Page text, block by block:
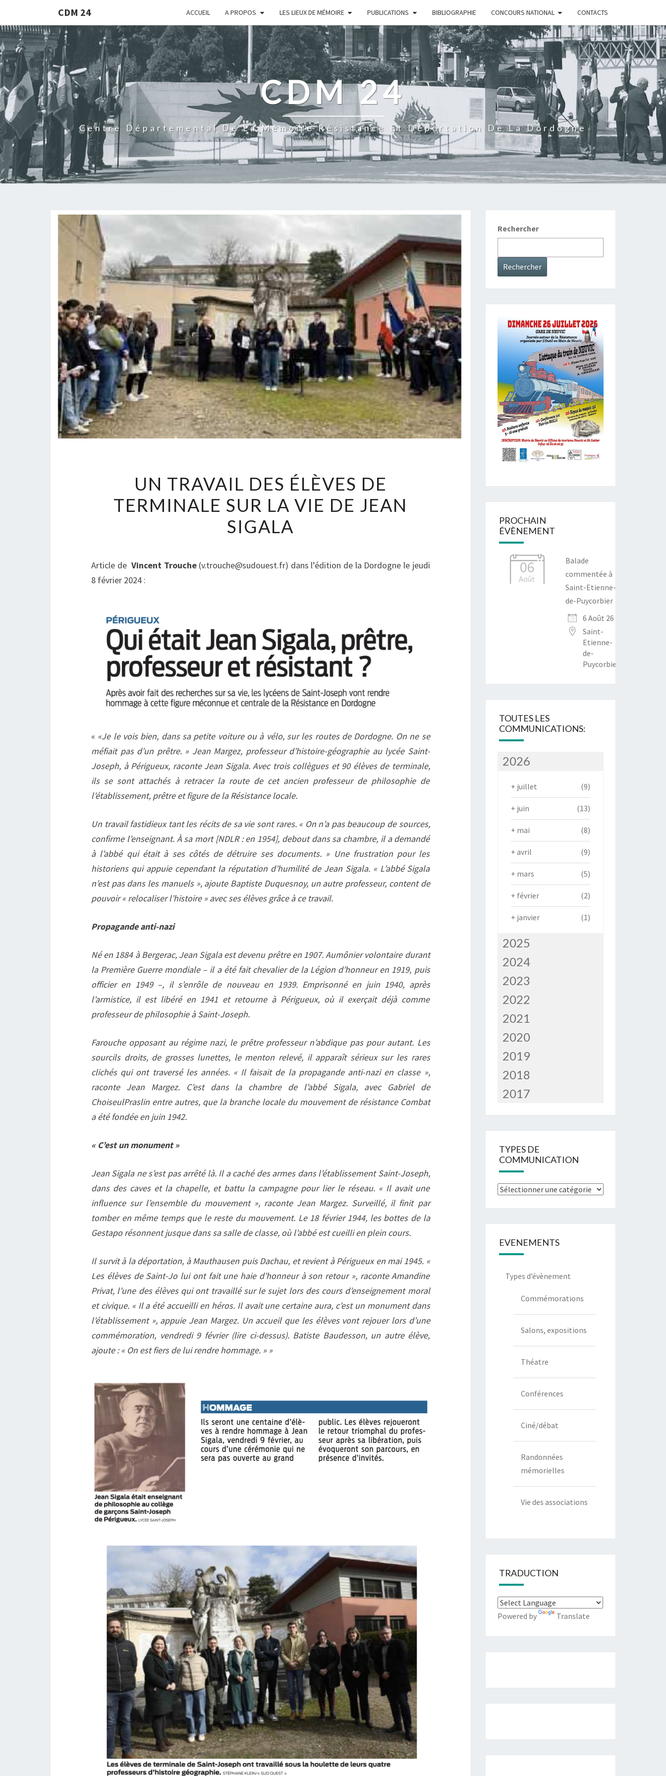
CDM 24 ACCUEIL A PROPOS LES LIEUX DE MÉMOIRE PUBLICATIONS BIBLIOGRAPHIE CONCOURS NATIONAL CONTACTS
CDM 24
Centre Départemental De La Mémoire Résistance Et Déportation De La Dordogne
UN TRAVAIL DES ÉLÈVES DE
TERMINALE SUR LA VIE DE JEAN
SIGALA
Article de Vincent Trouche (v.trouche@sudouest.fr) dans l’édition de la Dordogne le jeudi
8 février 2024 :
« «Je le vois bien, dans sa petite voiture ou à vélo, sur les routes de Dordogne. On ne se
méfiait pas d’un prêtre. » Jean Margez, professeur d’histoire-géographie au lycée Saint-
Joseph, à Périgueux, raconte Jean Sigala. Avec trois collègues et 90 élèves de terminale,
ils se sont attachés à retracer la route de cet ancien professeur de philosophie de
l’établissement, prêtre et figure de la Résistance locale.
Un travail fastidieux tant les récits de sa vie sont rares. « On n’a pas beaucoup de sources,
confirme l’enseignant. À sa mort [NDLR : en 1954], debout dans sa chambre, il a demandé
à l’abbé qui était à ses côtés de détruire ses documents. » Une frustration pour les
historiens qui appuie cependant la réputation d’humilité de Jean Sigala. « L’abbé Sigala
n’est pas dans les manuels », ajoute Baptiste Duquesnoy, un autre professeur, content de
pouvoir « relocaliser l’histoire » avec ses élèves grâce à ce travail.
Propagande anti-nazi
Né en 1884 à Bergerac, Jean Sigala est devenu prêtre en 1907. Aumônier volontaire durant
la Première Guerre mondiale – il a été fait chevalier de la Légion d’honneur en 1919, puis
officier en 1949 –, il s’enrôle de nouveau en 1939. Emprisonné en juin 1940, après
l’armistice, il est libéré en 1941 et retourne à Périgueux, où il exerçait déjà comme
professeur de philosophie à Saint-Joseph.
Farouche opposant au régime nazi, le prêtre professeur n’abdique pas pour autant. Les
sourcils droits, de grosses lunettes, le menton relevé, il apparaît sérieux sur les rares
clichés qui ont traversé les années. « Il faisait de la propagande anti-nazi en classe »,
raconte Jean Margez. C’est dans la chambre de l’abbé Sigala, avec Gabriel de
ChoiseulPraslin entre autres, que la branche locale du mouvement de résistance Combat
a été fondée en juin 1942.
« C’est un monument »
Jean Sigala ne s’est pas arrêté là. Il a caché des armes dans l’établissement Saint-Joseph,
dans des caves et la chapelle, et battu la campagne pour lier le réseau. « Il avait une
influence sur l’ensemble du mouvement », raconte Jean Margez. Surveillé, il finit par
tomber en même temps que le reste du mouvement. Le 18 février 1944, les bottes de la
Gestapo résonnent jusque dans sa salle de classe, où l’abbé est cueilli en plein cours.
Il survit à la déportation, à Mauthausen puis Dachau, et revient à Périgueux en mai 1945. «
Les élèves de Saint-Jo lui ont fait une haie d’honneur à son retour », raconte Amandine
Privat, l’une des élèves qui ont travaillé sur le sujet lors des cours d’enseignement moral
et civique. « Il a été accueilli en héros. Il avait une certaine aura, c’est un monument dans
l’établissement », appuie Jean Margez. Un accueil que les élèves vont rejouer lors d’une
commémoration, vendredi 9 février (lire ci-dessus). Batiste Baudesson, un autre élève,
ajoute : « On est fiers de lui rendre hommage. » »
Rechercher
Rechercher
PROCHAIN
ÉVÈNEMENT
06
Août
Balade
commentée à
Saint-Etienne-
de-Puycorbier
6 Août 26
Saint-
Etienne-
de-
Puycorbier
TOUTES LES
COMMUNICATIONS:
2026
+ juillet (9)
+ juin (13)
+ mai (8)
+ avril (9)
+ mars (5)
+ février (2)
+ janvier (1)
2025
2024
2023
2022
2021
2020
2019
2018
2017
TYPES DE
COMMUNICATION
EVENEMENTS
Types d’évènement
Commémorations
Salons, expositions
Théatre
Conférences
Ciné/débat
Randonnées
mémorielles
Vie des associations
TRADUCTION
Powered by Translate